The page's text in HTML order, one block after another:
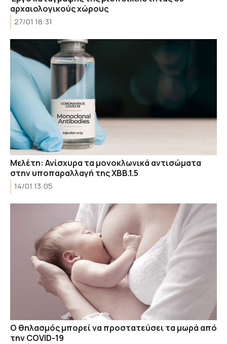
αρχαιολογικούς χώρους
27/01 18:31
Μελέτη: Ανίσχυρα τα μονοκλωνικά αντισώματα
στην υποπαραλλαγή της XBB.1.5
14/01 13:05
Ο θηλασμός μπορεί να προστατεύσει τα μωρά από
την COVID-19